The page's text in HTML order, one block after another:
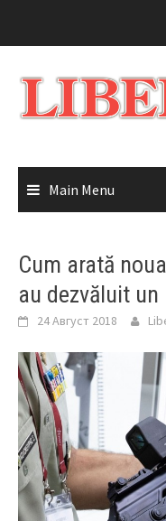
Main Menu
Cum arată
au dezvăluit
24 Август 2018